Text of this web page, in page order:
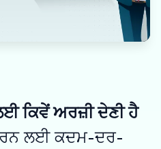
ਕਿਵੇਂ ਅਰਜ਼ੀ ਦੇਣੀ ਹੈ
ਲਈ ਕਦਮ-ਦਰ-